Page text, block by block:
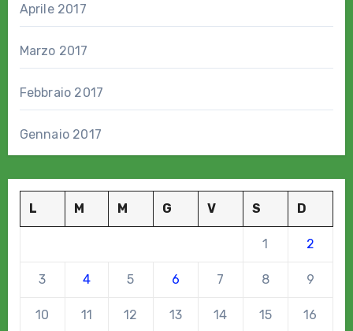
Aprile 2017
Marzo 2017
Febbraio 2017
Gennaio 2017
L M M G V S D
1 2
3 4 5 6 7 8 9
10 11 12 13 14 15 16